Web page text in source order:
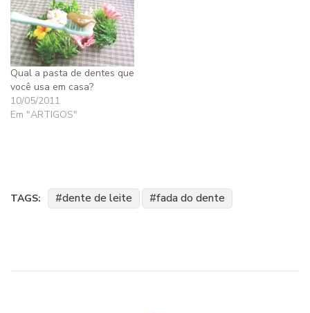
Qual a pasta de dentes que
você usa em casa?
10/05/2011
Em "ARTIGOS"
TAGS: dente de leite fada do dente